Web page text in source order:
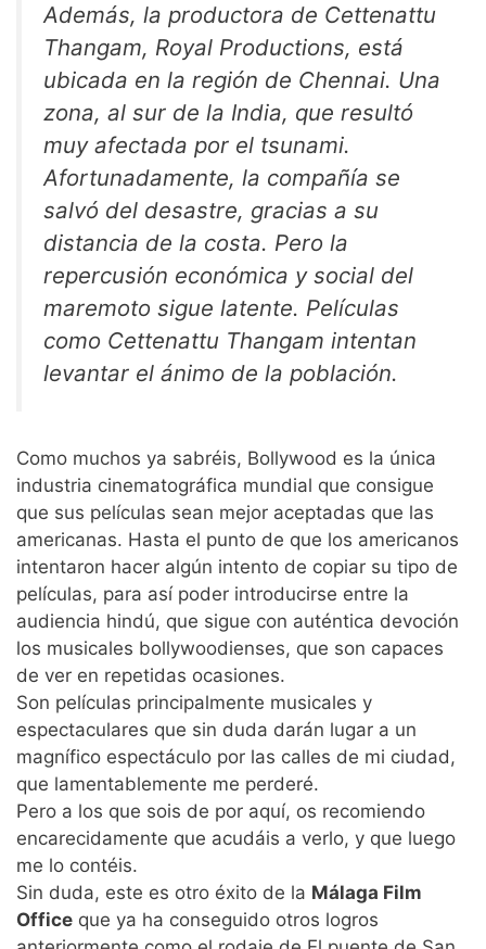
Además, la productora de Cettenattu
Thangam, Royal Productions, está
ubicada en la región de Chennai. Una
zona, al sur de la India, que resultó
muy afectada por el tsunami.
Afortunadamente, la compañía se
salvó del desastre, gracias a su
distancia de la costa. Pero la
repercusión económica y social del
maremoto sigue latente. Películas
como Cettenattu Thangam intentan
levantar el ánimo de la población.
Como muchos ya sabréis, Bollywood es la única
industria cinematográfica mundial que consigue
que sus películas sean mejor aceptadas que las
americanas. Hasta el punto de que los americanos
intentaron hacer algún intento de copiar su tipo de
películas, para así poder introducirse entre la
audiencia hindú, que sigue con auténtica devoción
los musicales bollywoodienses, que son capaces
de ver en repetidas ocasiones.
Son películas principalmente musicales y
espectaculares que sin duda darán lugar a un
magnífico espectáculo por las calles de mi ciudad,
que lamentablemente me perderé.
Pero a los que sois de por aquí, os recomiendo
encarecidamente que acudáis a verlo, y que luego
me lo contéis.
Sin duda, este es otro éxito de la Málaga Film
Office que ya ha conseguido otros logros